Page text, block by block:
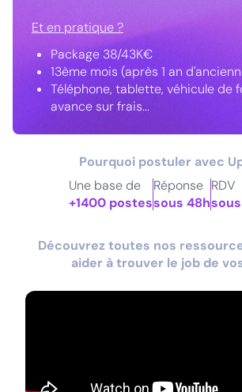
Et en pratique ?
Package 38/43K€
13ème mois (après 1 an
Téléphone, tablette, véhicule de
avance sur frais...
Pourquoi postuler avec
Une base de
+1400 postes
Réponse
sous 48h
RDV
Découvrez toutes nos
aider à trouver le job de